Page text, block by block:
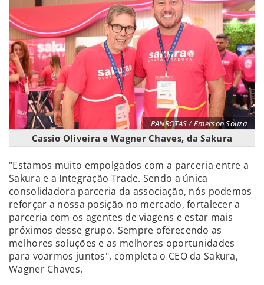
PANROTAS / Emerson Souza
Cassio Oliveira e Wagner Chaves, da Sakura
"Estamos muito empolgados com a parceria entre a
Sakura e a Integração Trade. Sendo a única
consolidadora parceria da associação, nós podemos
reforçar a nossa posição no mercado, fortalecer a
parceria com os agentes de viagens e estar mais
próximos desse grupo. Sempre oferecendo as
melhores soluções e as melhores oportunidades
para voarmos juntos", completa o CEO da Sakura,
Wagner Chaves.